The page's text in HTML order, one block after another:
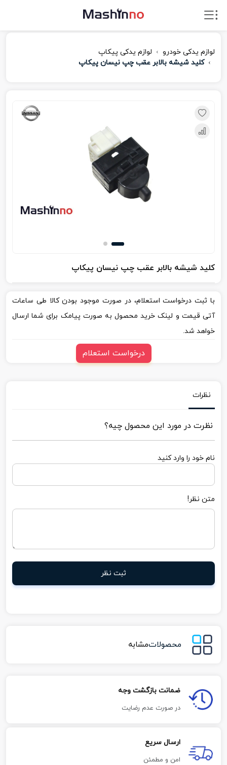
لوازم یدکی خودرو
لوازم یدکی پیکاپ
کلید شیشه بالابر عقب چپ نیسان پیکاپ
کلید شیشه بالابر عقب چپ نیسان پیکاپ
با ثبت درخواست استعلام، در صورت موجود بودن کالا طی ساعات
آتی قیمت و لینک خرید محصول به صورت پیامک برای شما ارسال
خواهد شد.
درخواست استعلام
نظرات
نظرت در مورد این محصول چیه؟
نام خود را وارد کنید
متن نظر!
ثبت نظر
محصولاتمشابه
ضمانت بازگشت وجه
در صورت عدم رضایت
ارسال سریع
امن و مطمئن